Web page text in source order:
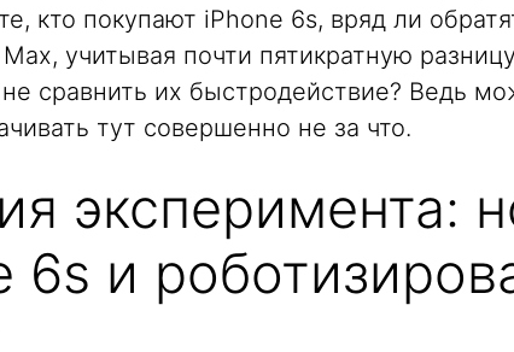
кто покупают iPhone 6s, вряд ли
учитывая почти пятикратную
сравнить их быстродействие? Ведь
тут совершенно не за что.
эксперимента:
6s и